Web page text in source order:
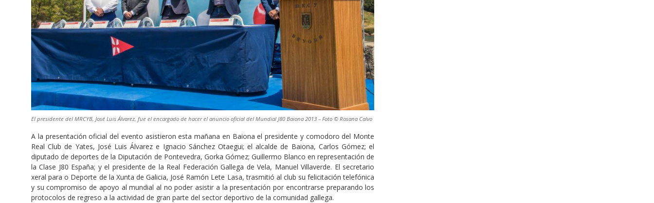
El presidente del MRCYB, José Luis Álvarez, fue el encargado de hacer el anuncio oficial del Mundial J80 Baiona 2013 – Foto © Rosana Calvo
A la presentación oficial del evento asistieron esta mañana en Baiona el presidente y comodoro del Monte
Real Club de Yates, José Luis Álvarez e Ignacio Sánchez Otaegui; el alcalde de Baiona, Carlos Gómez; el
diputado de deportes de la Diputación de Pontevedra, Gorka Gómez; Guillermo Blanco en representación de
la Clase J80 España; y el presidente de la Real Federación Gallega de Vela, Manuel Villaverde. El secretario
xeral para o Deporte de la Xunta de Galicia, José Ramón Lete Lasa, trasmitió al club su felicitación telefónica
y su compromiso de apoyo al mundial al no poder asistir a la presentación por encontrarse preparando los
protocolos de regreso a la actividad de gran parte del sector deportivo de la comunidad gallega.